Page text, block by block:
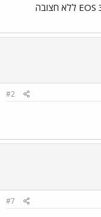
צולם בנר שמיני של חנוכה, מצלמת קנון EOS 300 ללא חצובה
#2
#7